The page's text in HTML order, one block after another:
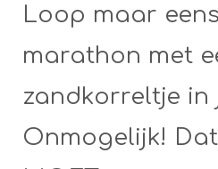
Loop maar
marathon met
zandkorreltje in
Onmogelijk!